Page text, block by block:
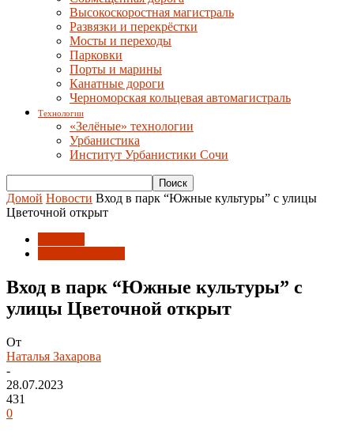
Высокоскоростная магистраль
Развязки и перекрёстки
Мосты и переходы
Парковки
Порты и марины
Канатные дороги
Черноморская кольцевая автомагистраль
Технологии
«Зелёные» технологии
Урбанистика
Институт Урбанистики Сочи
Домой Новости Вход в парк “Южные культуры” с улицы
Цветочной открыт
Вход в парк “Южные культуры” с
улицы Цветочной открыт
От
Наталья Захарова
-
28.07.2023
431
0